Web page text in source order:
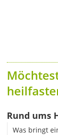
Rund ums
Was bringt